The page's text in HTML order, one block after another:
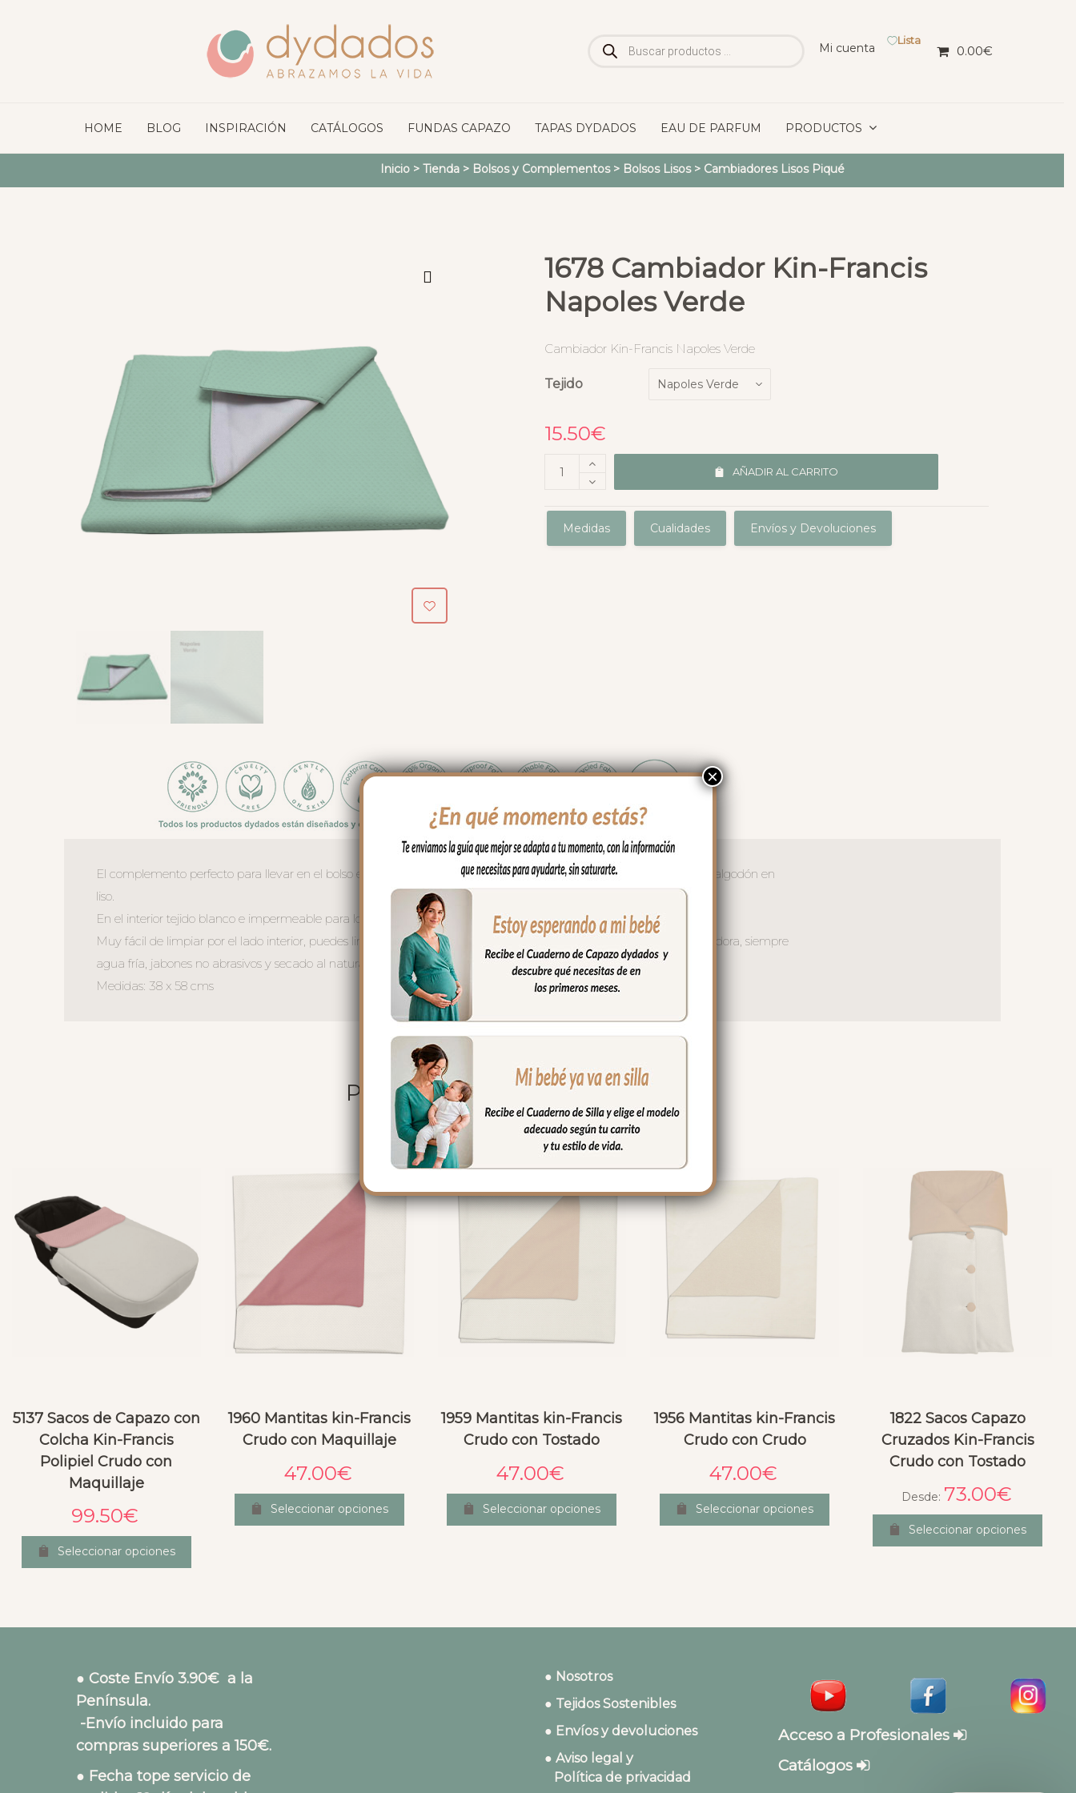
de
productos
Mi cuenta
Lista
0.00€
HOME BLOG INSPIRACIÓN CATÁLOGOS FUNDAS CAPAZO TAPAS DYDADOS EAU DE PARFUM PRODUCTOS
Inicio> Tienda> Bolsos y Complementos> Bolsos Lisos> Cambiadores Lisos Piqué
1678 Cambiador Kin-Francis
Napoles Verde
Cambiador Kin-Francis Napoles Verde
Tejido
15.50€
AÑADIR AL CARRITO
Medidas Cualidades Envíos y Devoluciones
El complemento perfecto para llevar en el bolso en los paseos y salidas con tu bebé. Cambiador en tejido piqué de algodón en
liso.
En el interior tejido blanco e impermeable para los posibles escapes del bebé.
Muy fácil de limpiar por el lado interior, puedes limpiar con paño húmedo y cuando necesites puedes lavar en lavadora, siempre
agua fría, jabones no abrasivos y secado al natural.
Medidas: 38 x 58 cms
PRODUCTOS RELACIONADOS
5137 Sacos de Capazo con
Colcha Kin-Francis
Polipiel Crudo con
Maquillaje
99.50€
Seleccionar opciones
1960 Mantitas kin-Francis
Crudo con Maquillaje
47.00€
Seleccionar opciones
1959 Mantitas kin-Francis
Crudo con Tostado
47.00€
Seleccionar opciones
1956 Mantitas kin-Francis
Crudo con Crudo
47.00€
Seleccionar opciones
1822 Sacos Capazo
Cruzados Kin-Francis
Crudo con Tostado
Desde: 73.00€
Seleccionar opciones
● Coste Envío 3.90€ a la
Península.
-Envío incluido para
compras superiores a 150€.
● Fecha tope servicio de
● Nosotros
● Tejidos Sostenibles
● Envíos y devoluciones
● Aviso legal y
Política de privacidad
Acceso a Profesionales
Catálogos
×